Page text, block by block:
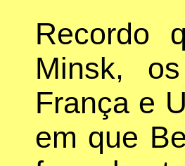
Recordo
Minsk,
França e
em que